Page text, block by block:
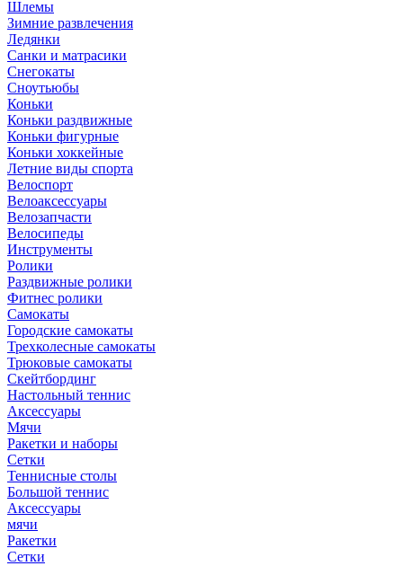
Шлемы
Зимние развлечения
Ледянки
Санки и матрасики
Снегокаты
Сноутьюбы
Коньки
Коньки раздвижные
Коньки фигурные
Коньки хоккейные
Летние виды спорта
Велоспорт
Велоаксессуары
Велозапчасти
Велосипеды
Инструменты
Ролики
Раздвижные ролики
Фитнес ролики
Самокаты
Городские самокаты
Трехколесные самокаты
Трюковые самокаты
Скейтбординг
Настольный теннис
Аксессуары
Мячи
Ракетки и наборы
Сетки
Теннисные столы
Большой теннис
Аксессуары
мячи
Ракетки
Сетки